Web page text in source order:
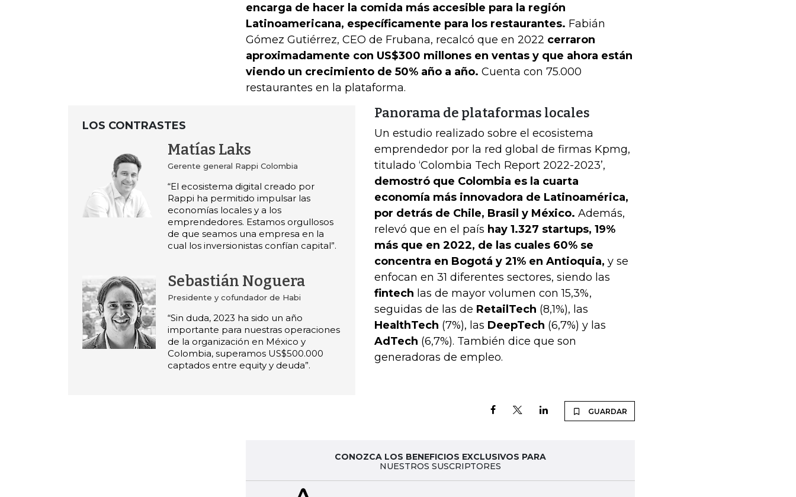
encarga de hacer la comida más accesible para la región
Latinoamericana, específicamente para los restaurantes. Fabián
Gómez Gutiérrez, CEO de Frubana, recalcó que en 2022 cerraron
aproximadamente con US$300 millones en ventas y que ahora están
viendo un crecimiento de 50% año a año. Cuenta con 75.000
restaurantes en la plataforma.
LOS CONTRASTES
Matías Laks
Gerente general Rappi Colombia
“El ecosistema digital creado por
Rappi ha permitido impulsar las
economías locales y a los
emprendedores. Estamos orgullosos
de que seamos una empresa en la
cual los inversionistas confían capital”.
Sebastián Noguera
Presidente y cofundador de Habi
“Sin duda, 2023 ha sido un año
importante para nuestras operaciones
de la organización en México y
Colombia, superamos US$500.000
captados entre equity y deuda”.
Panorama de plataformas locales
Un estudio realizado sobre el ecosistema
emprendedor por la red global de firmas Kpmg,
titulado ‘Colombia Tech Report 2022-2023’,
demostró que Colombia es la cuarta
economía más innovadora de Latinoamérica,
por detrás de Chile, Brasil y México. Además,
relevó que en el país hay 1.327 startups, 19%
más que en 2022, de las cuales 60% se
concentra en Bogotá y 21% en Antioquia, y se
enfocan en 31 diferentes sectores, siendo las
fintech las de mayor volumen con 15,3%,
seguidas de las de RetailTech (8,1%), las
HealthTech (7%), las DeepTech (6,7%) y las
AdTech (6,7%). También dice que son
generadoras de empleo.
GUARDAR
CONOZCA LOS BENEFICIOS EXCLUSIVOS PARA
NUESTROS SUSCRIPTORES